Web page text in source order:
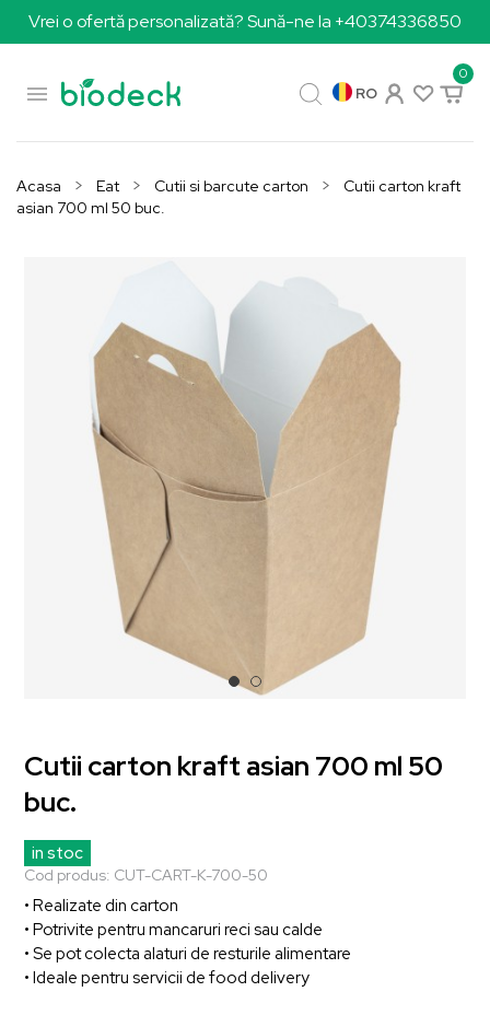
Vrei o ofertă personalizată? Sună-ne la +40374336850

0
RO
Acasa Eat Cutii si barcute carton
Cutii carton kraft
asian 700 ml 50 buc.
Cutii carton kraft asian 700 ml 50
buc.
in stoc
Cod produs: CUT-CART-K-700-50
• Realizate din carton
• Potrivite pentru mancaruri reci sau calde
• Se pot colecta alaturi de resturile alimentare
• Ideale pentru servicii de food delivery